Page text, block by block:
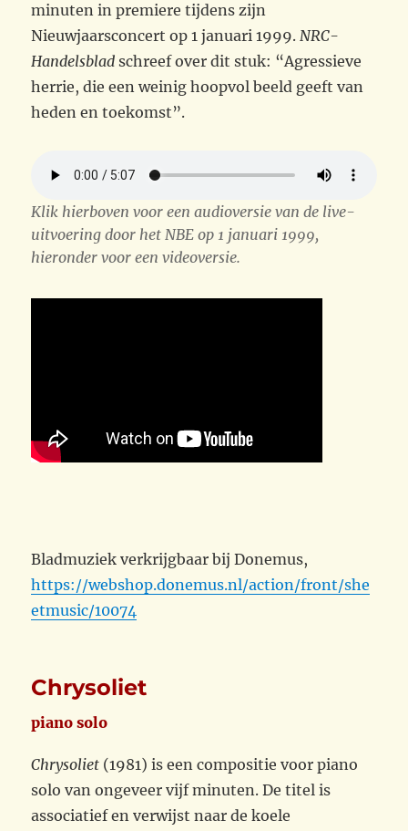
minuten in premiere tijdens zijn
Nieuwjaarsconcert op 1 januari 1999.NRC-
Handelsblad schreef over dit stuk: “Agressieve
herrie, die een weinig hoopvol beeld geeft van
heden en toekomst”.
Klik hierboven voor een audioversie van de live-
uitvoering door het NBE op 1 januari 1999,
hieronder voor een videoversie.
Bladmuziek verkrijgbaar bij Donemus,
https://webshop.donemus.nl/action/front/she
etmusic/10074
Chrysoliet
piano solo
Chrysoliet (1981) is een compositie voor piano
solo van ongeveer vijf minuten. De titel is
associatief en verwijst naar de koele